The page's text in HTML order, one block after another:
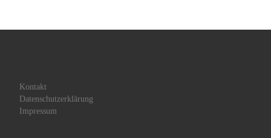
Kontakt
Datenschutzerklärung
Impressum